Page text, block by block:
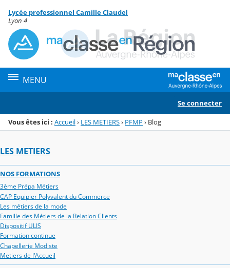
Menu de la rubrique
Contenu
Lycée professionnel Camille Claudel
Lyon 4
MENU
Se connecter
Vous êtes ici : Accueil› LES METIERS› PFMP › Blog
LES METIERS
NOS FORMATIONS
3ème Prépa Métiers
CAP Equipier Polyvalent du Commerce
Les métiers de la mode
Famille des Métiers de la Relation Clients
Dispositif ULIS
Formation continue
Chapellerie Modiste
Metiers de l'Accueil